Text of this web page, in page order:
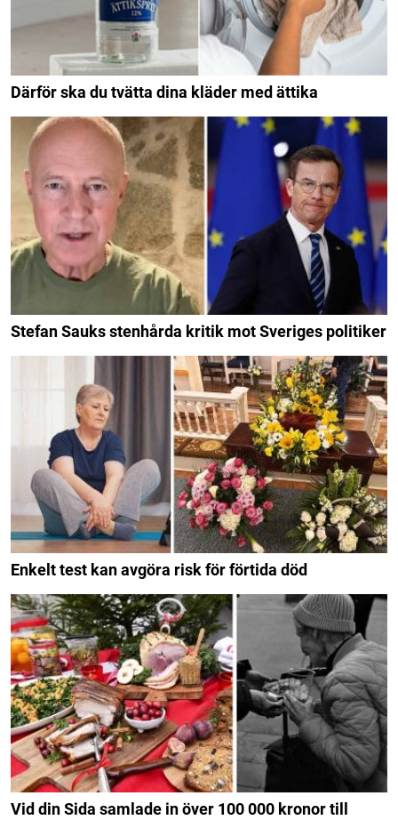
Därför ska du tvätta dina kläder med ättika
Stefan Sauks stenhårda kritik mot Sveriges politiker
Enkelt test kan avgöra risk för förtida död
Vid din Sida samlade in över 100 000 kronor till